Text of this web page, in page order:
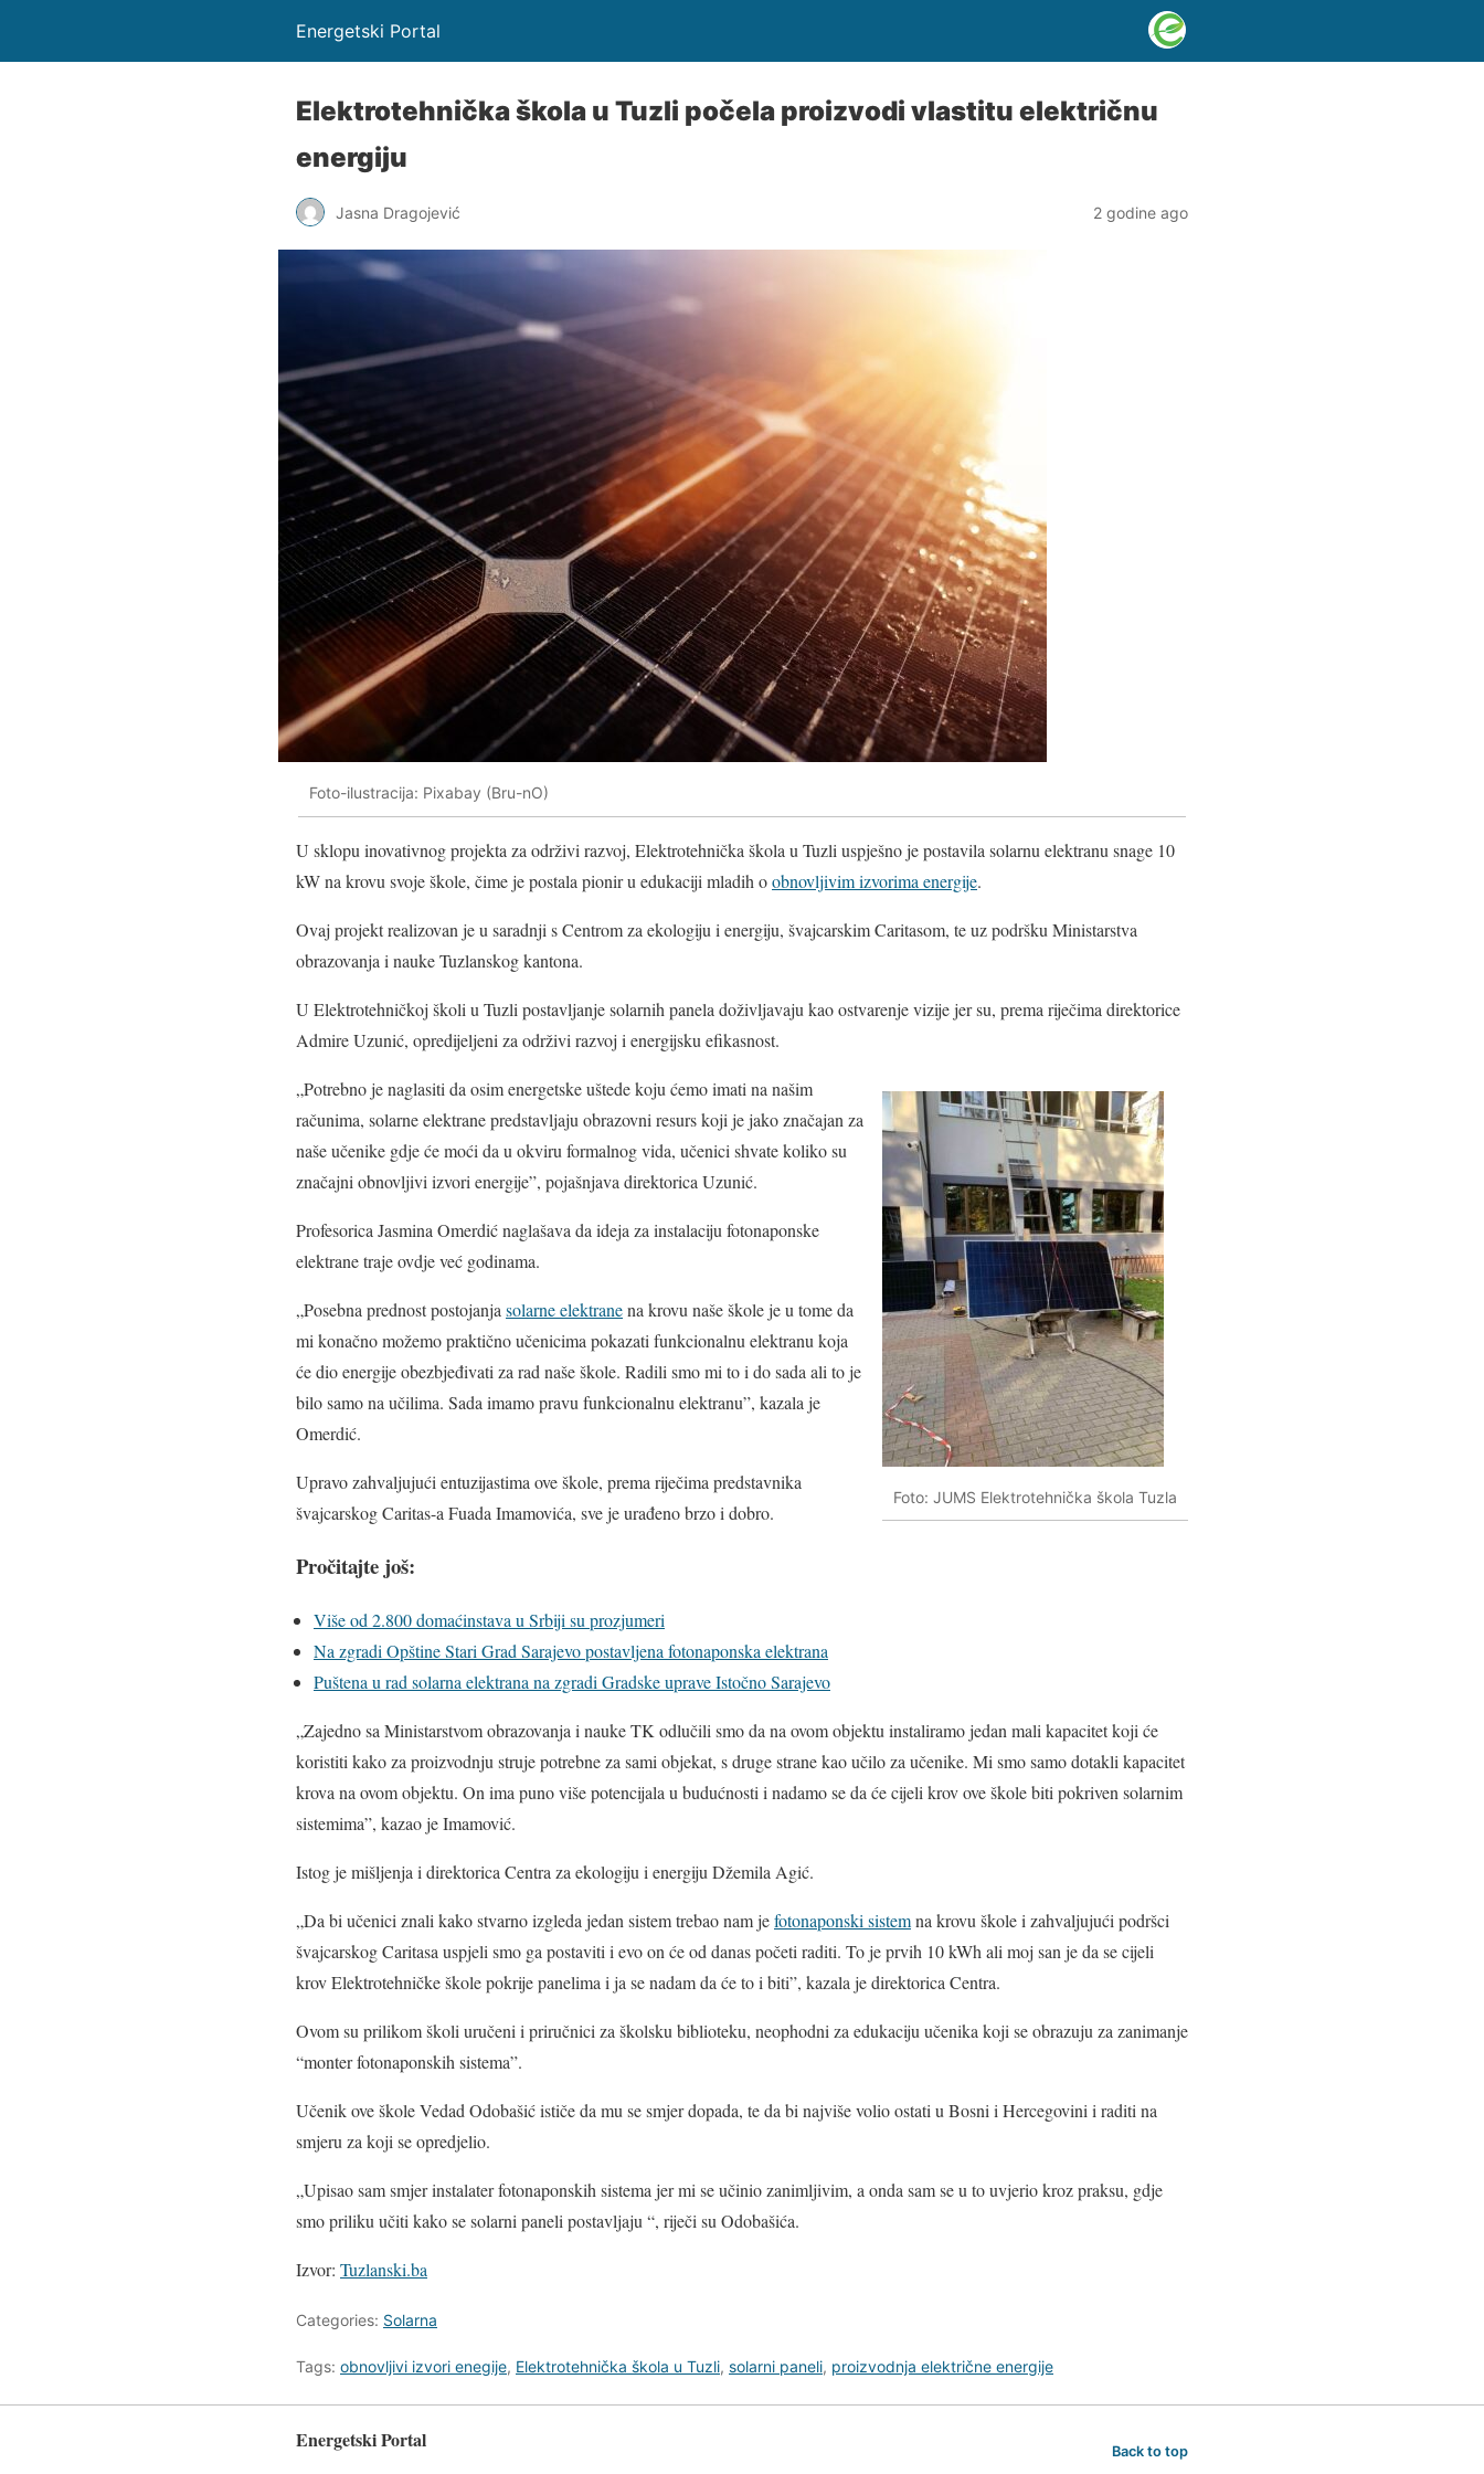
Energetski Portal
Elektrotehnička škola u Tuzli počela proizvodi vlastitu električnu
energiju
Jasna Dragojević 2 godine ago
Foto-ilustracija: Pixabay (Bru-nO)
U sklopu inovativnog projekta za održivi razvoj, Elektrotehnička škola u Tuzli uspješno je postavila solarnu elektranu snage 10
kW na krovu svoje škole, čime je postala pionir u edukaciji mladih oobnovljivim izvorima energije.
Ovaj projekt realizovan je u saradnji s Centrom za ekologiju i energiju, švajcarskim Caritasom, te uz podršku Ministarstva
obrazovanja i nauke Tuzlanskog kantona.
U Elektrotehničkoj školi u Tuzli postavljanje solarnih panela doživljavaju kao ostvarenje vizije jer su, prema riječima direktorice
Admire Uzunić, opredijeljeni za održivi razvoj i energijsku efikasnost.
Foto: JUMS Elektrotehnička škola Tuzla
„Potrebno je naglasiti da osim energetske uštede koju ćemo imati na našim
računima, solarne elektrane predstavljaju obrazovni resurs koji je jako značajan za
naše učenike gdje će moći da u okviru formalnog vida, učenici shvate koliko su
značajni obnovljivi izvori energije”, pojašnjava direktorica Uzunić.
Profesorica Jasmina Omerdić naglašava da ideja za instalaciju fotonaponske
elektrane traje ovdje već godinama.
„Posebna prednost postojanja solarne elektranena krovu naše škole je u tome da
mi konačno možemo praktično učenicima pokazati funkcionalnu elektranu koja
će dio energije obezbjeđivati za rad naše škole. Radili smo mi to i do sada ali to je
bilo samo na učilima. Sada imamo pravu funkcionalnu elektranu”, kazala je
Omerdić.
Upravo zahvaljujući entuzijastima ove škole, prema riječima predstavnika
švajcarskog Caritas-a Fuada Imamovića, sve je urađeno brzo i dobro.
Pročitajte još:
Više od 2.800 domaćinstava u Srbiji su prozjumeri
Na zgradi Opštine Stari Grad Sarajevo postavljena fotonaponska elektrana
Puštena u rad solarna elektrana na zgradi Gradske uprave Istočno Sarajevo
„Zajedno sa Ministarstvom obrazovanja i nauke TK odlučili smo da na ovom objektu instaliramo jedan mali kapacitet koji će
koristiti kako za proizvodnju struje potrebne za sami objekat, s druge strane kao učilo za učenike. Mi smo samo dotakli kapacitet
krova na ovom objektu. On ima puno više potencijala u budućnosti i nadamo se da će cijeli krov ove škole biti pokriven solarnim
sistemima”, kazao je Imamović.
Istog je mišljenja i direktorica Centra za ekologiju i energiju Džemila Agić.
„Da bi učenici znali kako stvarno izgleda jedan sistem trebao nam jefotonaponski sistemna krovu škole i zahvaljujući podršci
švajcarskog Caritasa uspjeli smo ga postaviti i evo on će od danas početi raditi. To je prvih 10 kWh ali moj san je da se cijeli
krov Elektrotehničke škole pokrije panelima i ja se nadam da će to i biti”, kazala je direktorica Centra.
Ovom su prilikom školi uručeni i priručnici za školsku biblioteku, neophodni za edukaciju učenika koji se obrazuju za zanimanje
“monter fotonaponskih sistema”.
Učenik ove škole Vedad Odobašić ističe da mu se smjer dopada, te da bi najviše volio ostati u Bosni i Hercegovini i raditi na
smjeru za koji se opredjelio.
„Upisao sam smjer instalater fotonaponskih sistema jer mi se učinio zanimljivim, a onda sam se u to uvjerio kroz praksu, gdje
smo priliku učiti kako se solarni paneli postavljaju “, riječi su Odobašića.
Izvor: Tuzlanski.ba
Categories: Solarna
Tags: obnovljivi izvori enegije, Elektrotehnička škola u Tuzli, solarni paneli, proizvodnja električne energije
Energetski Portal Back to top